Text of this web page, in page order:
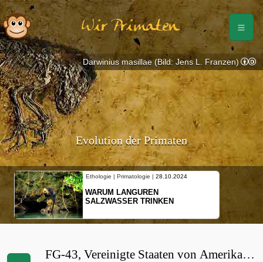
Wir Primaten
Evolution der Primaten
Ethologie | Primatologie | 28.10.2024
WARUM LANGUREN
SALZWASSER TRINKEN
Darwinius masillae (Bild: Jens L. Franzen)
FG-43, Vereinigte Staaten von Amerika